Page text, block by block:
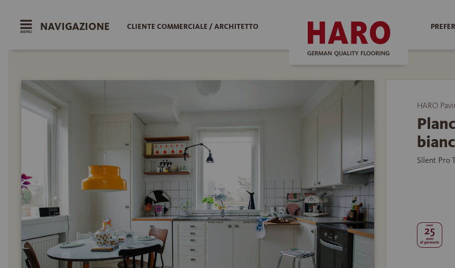
NAVIGAZIONE CLIENTE COMMERCIALE / ARCHITETTO
HARO
Silent Pro